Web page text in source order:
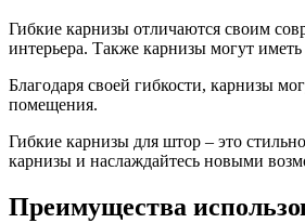
Гибкие карнизы отличаются своим
интерьера. Также карнизы могут
Благодаря своей гибкости, карнизы
помещения.
Гибкие карнизы для штор – это
карнизы и наслаждайтесь новыми
Преимущества